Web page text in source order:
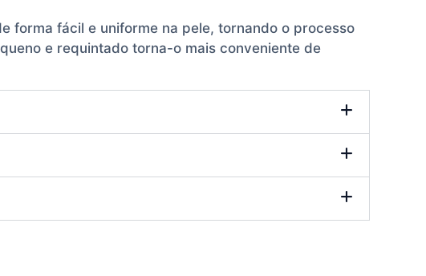
forma fácil e uniforme na pele, tornando o processo
e requintado torna-o mais conveniente de